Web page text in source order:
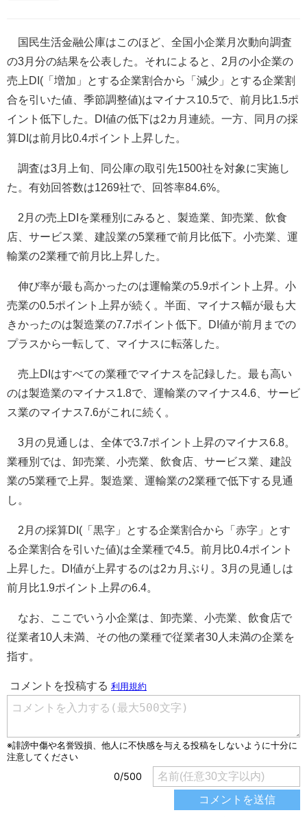
国民生活金融公庫はこのほど、全国小企業月次動向調査
の3月分の結果を公表した。それによると、2月の小企業の
売上DI(「増加」とする企業割合から「減少」とする企業割
合を引いた値、季節調整値)はマイナス10.5で、前月比1.5ポ
イント低下した。DI値の低下は2カ月連続。一方、同月の採
算DIは前月比0.4ポイント上昇した。
調査は3月上旬、同公庫の取引先1500社を対象に実施し
た。有効回答数は1269社で、回答率84.6%。
2月の売上DIを業種別にみると、製造業、卸売業、飲食
店、サービス業、建設業の5業種で前月比低下。小売業、運
輸業の2業種で前月比上昇した。
伸び率が最も高かったのは運輸業の5.9ポイント上昇。小
売業の0.5ポイント上昇が続く。半面、マイナス幅が最も大
きかったのは製造業の7.7ポイント低下。DI値が前月までの
プラスから一転して、マイナスに転落した。
売上DIはすべての業種でマイナスを記録した。最も高い
のは製造業のマイナス1.8で、運輸業のマイナス4.6、サービ
ス業のマイナス7.6がこれに続く。
3月の見通しは、全体で3.7ポイント上昇のマイナス6.8。
業種別では、卸売業、小売業、飲食店、サービス業、建設
業の5業種で上昇。製造業、運輸業の2業種で低下する見通
し。
2月の採算DI(「黒字」とする企業割合から「赤字」とす
る企業割合を引いた値)は全業種で4.5。前月比0.4ポイント
上昇した。DI値が上昇するのは2カ月ぶり。3月の見通しは
前月比1.9ポイント上昇の6.4。
なお、ここでいう小企業は、卸売業、小売業、飲食店で
従業者10人未満、その他の業種で従業者30人未満の企業を
指す。